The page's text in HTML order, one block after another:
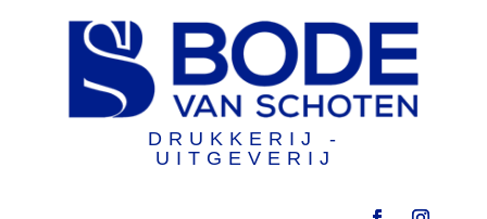
DRUKKERIJ -
UITGEVERIJ